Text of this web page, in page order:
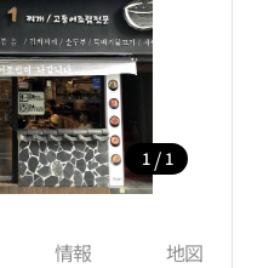
1 / 1
情報 地図